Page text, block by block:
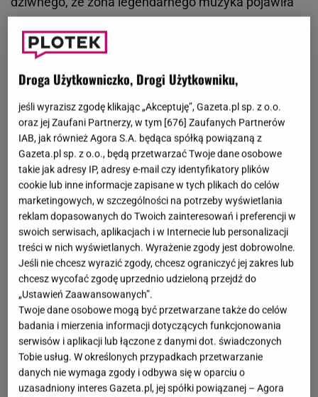
Droga Użytkowniczko, Drogi Użytkowniku,
jeśli wyrazisz zgodę klikając „Akceptuję”, Gazeta.pl sp. z o.o.
oraz jej Zaufani Partnerzy, w tym [676] Zaufanych Partnerów
IAB, jak również Agora S.A. będąca spółką powiązaną z
Gazeta.pl sp. z o.o., będą przetwarzać Twoje dane osobowe
takie jak adresy IP, adresy e-mail czy identyfikatory plików
cookie lub inne informacje zapisane w tych plikach do celów
marketingowych, w szczególności na potrzeby wyświetlania
reklam dopasowanych do Twoich zainteresowań i preferencji w
swoich serwisach, aplikacjach i w Internecie lub personalizacji
treści w nich wyświetlanych. Wyrażenie zgody jest dobrowolne.
Jeśli nie chcesz wyrazić zgody, chcesz ograniczyć jej zakres lub
chcesz wycofać zgodę uprzednio udzieloną przejdź do
„Ustawień Zaawansowanych”.
Twoje dane osobowe mogą być przetwarzane także do celów
badania i mierzenia informacji dotyczących funkcjonowania
serwisów i aplikacji lub łączone z danymi dot. świadczonych
Tobie usług. W określonych przypadkach przetwarzanie
danych nie wymaga zgody i odbywa się w oparciu o
uzasadniony interes Gazeta.pl, jej spółki powiązanej – Agora